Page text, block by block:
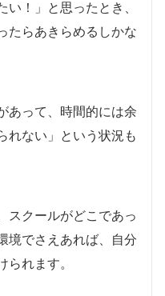
！」と思ったとき、
たらあきらめるしかな
あって、時間的には余
れない」という状況も
スクールがどこであっ
境でさえあれば、自分
れます。